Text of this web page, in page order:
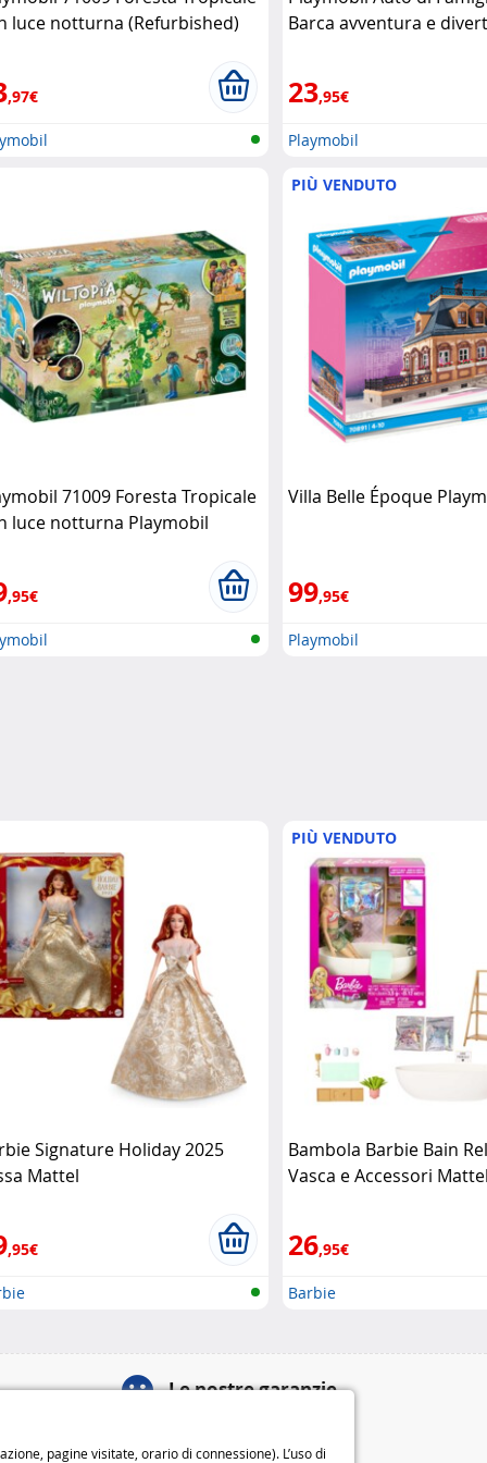
pagine visitate, orario di connessione). L’uso di
luce notturna (Refurbished)
,97€
Barca avventura e
23,95€
Playmobil
71009 Foresta Tropicale
luce notturna Playmobil
,95€
PIÙ VENDUTO
Villa Belle Époque
99,95€
Playmobil
Signature Holiday 2025
Mattel
,95€
PIÙ VENDUTO
Bambola Barbie Bain
Vasca e Accessori
26,95€
Barbie
Le nostre garanzie
Garanzia di 2 anni